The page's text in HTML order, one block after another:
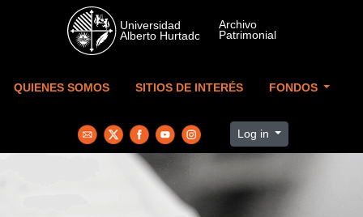
Skip to main content
QUIENES SOMOS SITIOS DE INTERÉS FONDOS
Log in